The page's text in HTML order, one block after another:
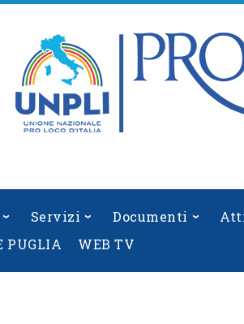
Servizi Documenti
PUGLIA WEB TV